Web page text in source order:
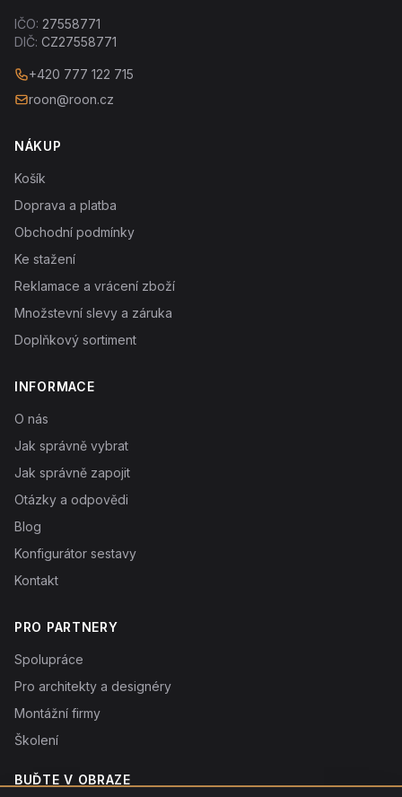
IČO: 27558771
DIČ: CZ27558771
+420 777 122 715
roon@roon.cz
NÁKUP
Košík
Doprava a platba
Obchodní podmínky
Ke stažení
Reklamace a vrácení zboží
Množstevní slevy a záruka
Doplňkový sortiment
INFORMACE
O nás
Jak správně vybrat
Jak správně zapojit
Otázky a odpovědi
Blog
Konfigurátor sestavy
Kontakt
PRO PARTNERY
Spolupráce
Pro architekty a designéry
Montážní firmy
Školení
BUĎTE V OBRAZE